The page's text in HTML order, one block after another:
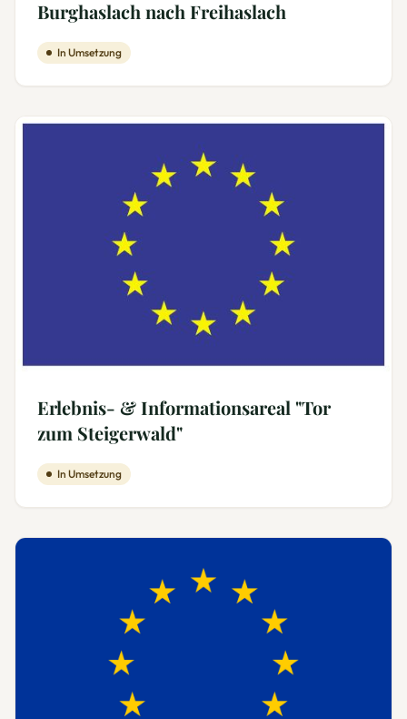
Burghaslach nach Freihaslach
In Umsetzung
Erlebnis- & Informationsareal "Tor
zum Steigerwald"
In Umsetzung